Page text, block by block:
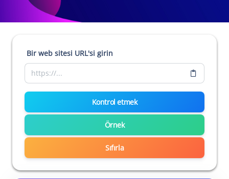
Bir web sitesi URL'si girin
Kontrol etmek
Örnek
Sıfırla